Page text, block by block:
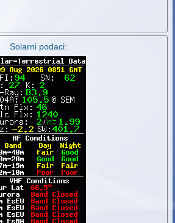
Solarni podaci: